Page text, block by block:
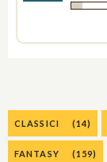
CLASSICI (14)
FANTASY (159)